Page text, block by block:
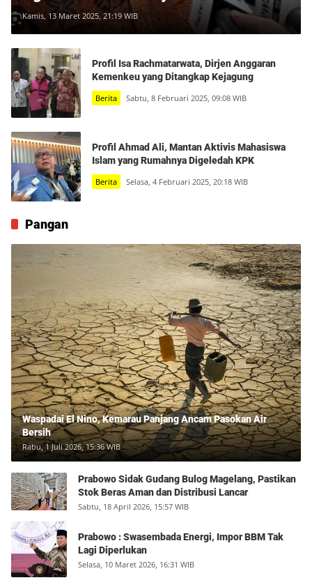
Korupsi di Pertamina
Kamis, 13 Maret 2025, 21:19 WIB
Profil Isa Rachmatarwata, Dirjen Anggaran
Kemenkeu yang Ditangkap Kejagung
Berita Sabtu, 8 Februari 2025, 09:08 WIB
Profil Ahmad Ali, Mantan Aktivis Mahasiswa
Islam yang Rumahnya Digeledah KPK
Berita Selasa, 4 Februari 2025, 20:18 WIB
Pangan
Waspadai El Nino, Kemarau Panjang Ancam Pasokan Air
Bersih
Rabu, 1 Juli 2026, 15:36 WIB
Prabowo Sidak Gudang Bulog Magelang, Pastikan
Stok Beras Aman dan Distribusi Lancar
Sabtu, 18 April 2026, 15:57 WIB
Prabowo : Swasembada Energi, Impor BBM Tak
Lagi Diperlukan
Selasa, 10 Maret 2026, 16:31 WIB